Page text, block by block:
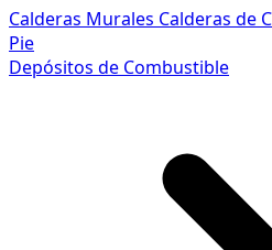
Calderas Murales Calderas de
Pie
Depósitos de Combustible